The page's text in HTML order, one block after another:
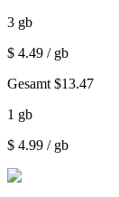
3 gb
$ 4.49 / gb
Gesamt $13.47
1 gb
$ 4.99 / gb